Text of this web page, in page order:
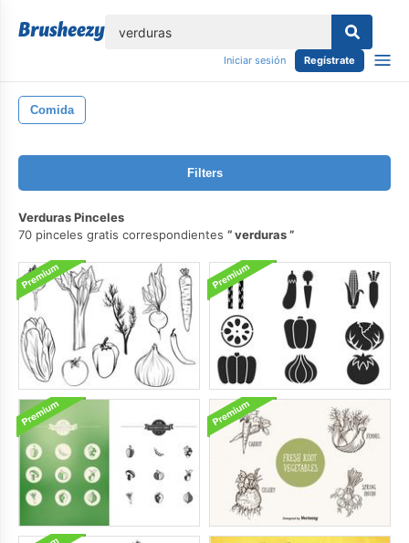
Iniciar sesión Regístrate
Comida
Filters
Verduras Pinceles
70 pinceles gratis correspondientes
verduras